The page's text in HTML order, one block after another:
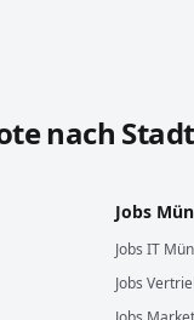
nach
Jobs
Jobs IT
Jobs